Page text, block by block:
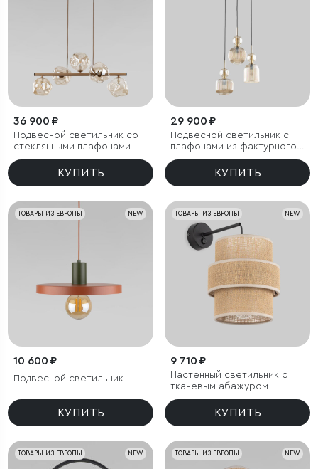
36 900 ₽
Подвесной светильник со
стеклянными плафонами
КУПИТЬ
29 900 ₽
Подвесной светильник с
плафонами из фактурного
стекла
КУПИТЬ
NEW
ТОВАРЫ ИЗ ЕВРОПЫ
10 600 ₽
Подвесной светильник
КУПИТЬ
NEW
ТОВАРЫ ИЗ ЕВРОПЫ
9 710 ₽
Настенный светильник с
тканевым абажуром
КУПИТЬ
NEW
ТОВАРЫ ИЗ ЕВРОПЫ NEW
ТОВАРЫ ИЗ ЕВРОПЫ